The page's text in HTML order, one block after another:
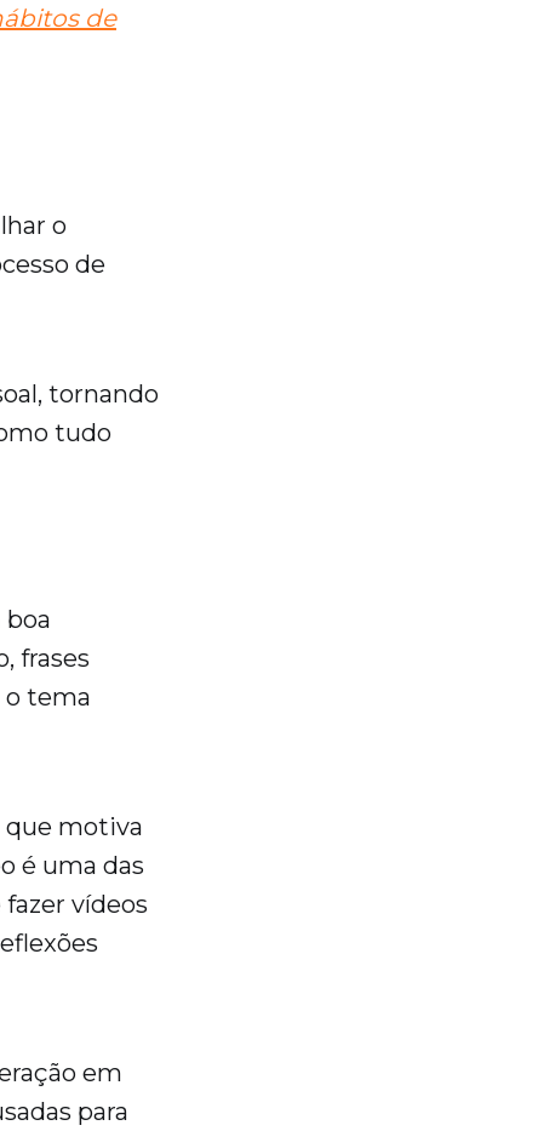
de
o
de
tornando
tudo
frases
o tema
que motiva
é uma das
vídeos
em
para